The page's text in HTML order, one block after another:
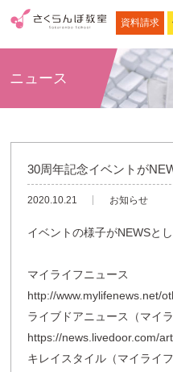
資料請求
ニュース
30周年記念イベントが
2020.10.21 お知らせ
イベントの様子がNEWSと
マイライフニュース
http://www.mylifenews.net/
ライブドアニュース（マイ
https://news.livedoor.com/
キレイスタイル（マイライ